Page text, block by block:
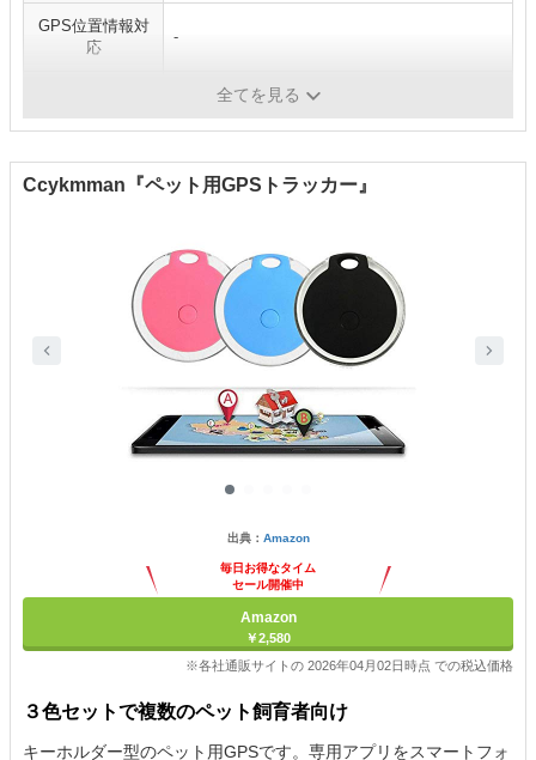
GPS位置情報対
応
-
全てを見る
Ccykmman『ペット用GPSトラッカー』
出典： Amazon
毎日お得なタイム
セール開催中
Amazon
￥2,580
※各社通販サイトの 2026年04月02日時点 での税込価格
３色セットで複数のペット飼育者向け
キーホルダー型のペット用GPSです。専用アプリをスマートフォ